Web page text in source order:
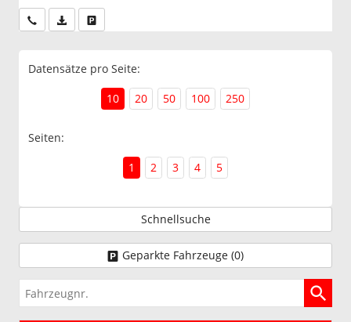
Wir rufen Sie anPDF-Datei, Fahrzeugexposé drucken
Datensätze pro Seite:
10
20 50 100 250
Seiten:
1
2 3 4 5
Schnellsuche
Geparkte Fahrzeuge (0)
Fahrzeugnr.